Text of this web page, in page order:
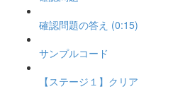
確認問題の答え (0:15)
サンプルコード
【ステージ１】クリア